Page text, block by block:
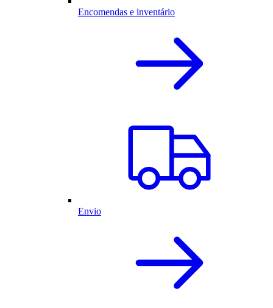
Encomendas e inventário
Envio